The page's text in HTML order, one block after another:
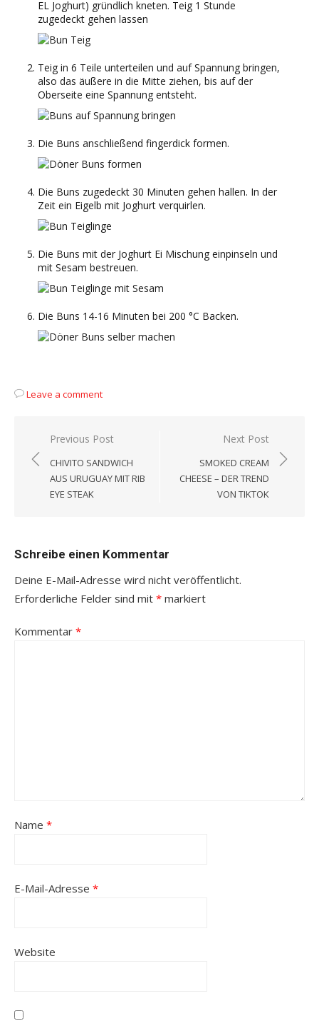
EL Joghurt) gründlich kneten. Teig 1 Stunde
zugedeckt gehen lassen
Teig in 6 Teile unterteilen und auf Spannung bringen,
also das äußere in die Mitte ziehen, bis auf der
Oberseite eine Spannung entsteht.
Die Buns anschließend fingerdick formen.
Die Buns zugedeckt 30 Minuten gehen hallen. In der
Zeit ein Eigelb mit Joghurt verquirlen.
Die Buns mit der Joghurt Ei Mischung einpinseln und
mit Sesam bestreuen.
Die Buns 14-16 Minuten bei 200 °C Backen.
Leave a comment
Beitragsnavigation
Previous Post
CHIVITO SANDWICH
AUS URUGUAY MIT RIB
EYE STEAK
Next Post
SMOKED CREAM
CHEESE – DER TREND
VON TIKTOK
Schreibe einen Kommentar
Deine E-Mail-Adresse wird nicht veröffentlicht.
Erforderliche Felder sind mit * markiert
Kommentar *
Name *
E-Mail-Adresse *
Website